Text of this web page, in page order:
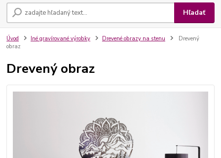
Hľadať
Úvod Iné gravírované výrobky Drevené obrazy na stenu
Drevený
obraz
Drevený obraz